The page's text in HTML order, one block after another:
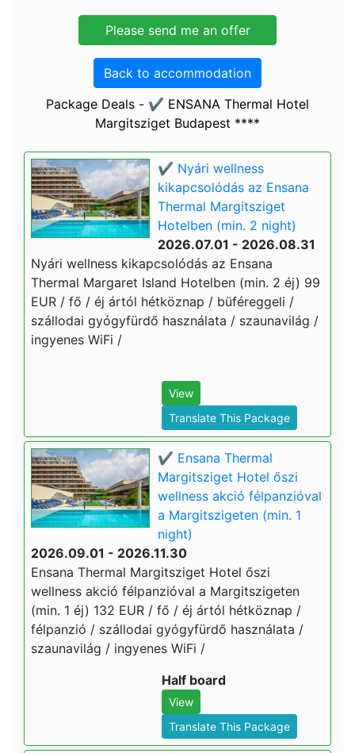
Back to accommodation
Package Deals - ✔️ ENSANA Thermal Hotel
Margitsziget Budapest ****
✔️ Nyári wellness
kikapcsolódás az Ensana
Thermal Margitsziget
Hotelben (min. 2 night)
2026.07.01 - 2026.08.31
Nyári wellness kikapcsolódás az Ensana
Thermal Margaret Island Hotelben (min. 2 éj) 99
EUR / fő / éj ártól hétköznap / büféreggeli /
szállodai gyógyfürdő használata / szaunavilág /
ingyenes WiFi /
View
Translate This Package
✔️ Ensana Thermal
Margitsziget Hotel őszi
wellness akció félpanzióval
a Margitszigeten (min. 1
night)
2026.09.01 - 2026.11.30
Ensana Thermal Margitsziget Hotel őszi
wellness akció félpanzióval a Margitszigeten
(min. 1 éj) 132 EUR / fő / éj ártól hétköznap /
félpanzió / szállodai gyógyfürdő használata /
szaunavilág / ingyenes WiFi /
Half board
View
Translate This Package